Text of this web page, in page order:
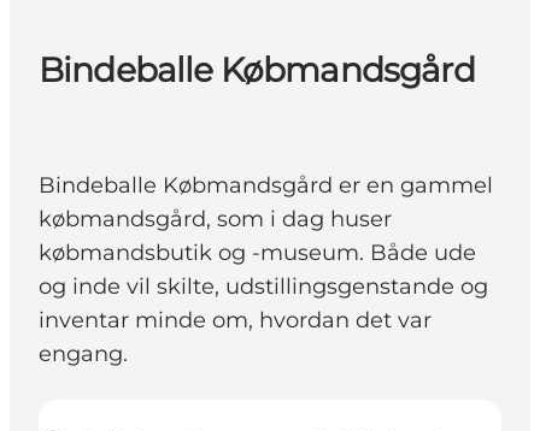
Bindeballe Købmandsgård
Bindeballe Købmandsgård er en gammel
købmandsgård, som i dag huser
købmandsbutik og -museum. Både ude
og inde vil skilte, udstillingsgenstande og
inventar minde om, hvordan det var
engang.